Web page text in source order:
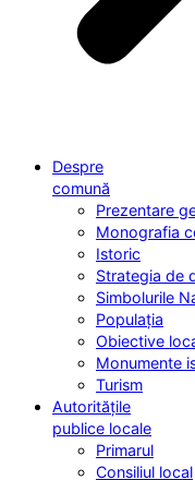
Despre
comună
Prezentare
Monografia
Istoric
Strategia de
Simbolurile
Populația
Obiective
Monumente
Turism
Autoritățile
publice locale
Primarul
Consiliul local